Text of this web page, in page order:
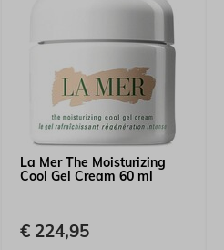
La Mer The Moisturizing
Cool Gel Cream 60 ml
€ 224,95